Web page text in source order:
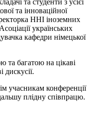
та інноваційної
ННІ іноземних
українських
кафедри німецької
та багатою на цікаві
дискусії.
учасникам конференції
плідну співпрацю.